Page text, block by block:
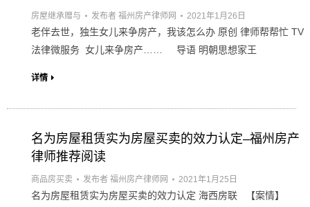
房屋继承赠与 发布者 福州房产律师网 2021年1月26日
老伴去世，独生女儿来争房产，我该怎么办 原创 律师帮帮忙 TV
法律微服务 女儿来争房产…… 导语 明朝思想家王
详情
名为房屋租赁实为房屋买卖的效力认定–福州房产
律师推荐阅读
商品房买卖 发布者 福州房产律师网 2021年1月25日
名为房屋租赁实为房屋买卖的效力认定 海西房联 【案情】